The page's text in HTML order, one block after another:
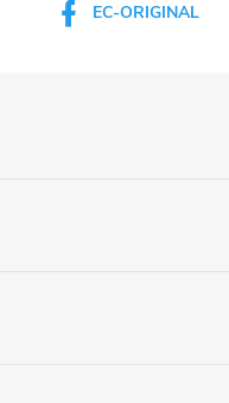
EC-ORIGINAL